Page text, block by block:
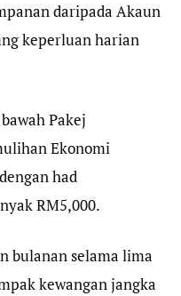
daripada Akaun
keperluan harian
Pakej
Ekonomi
had
RM5,000.
bulanan selama lima
kewangan jangka